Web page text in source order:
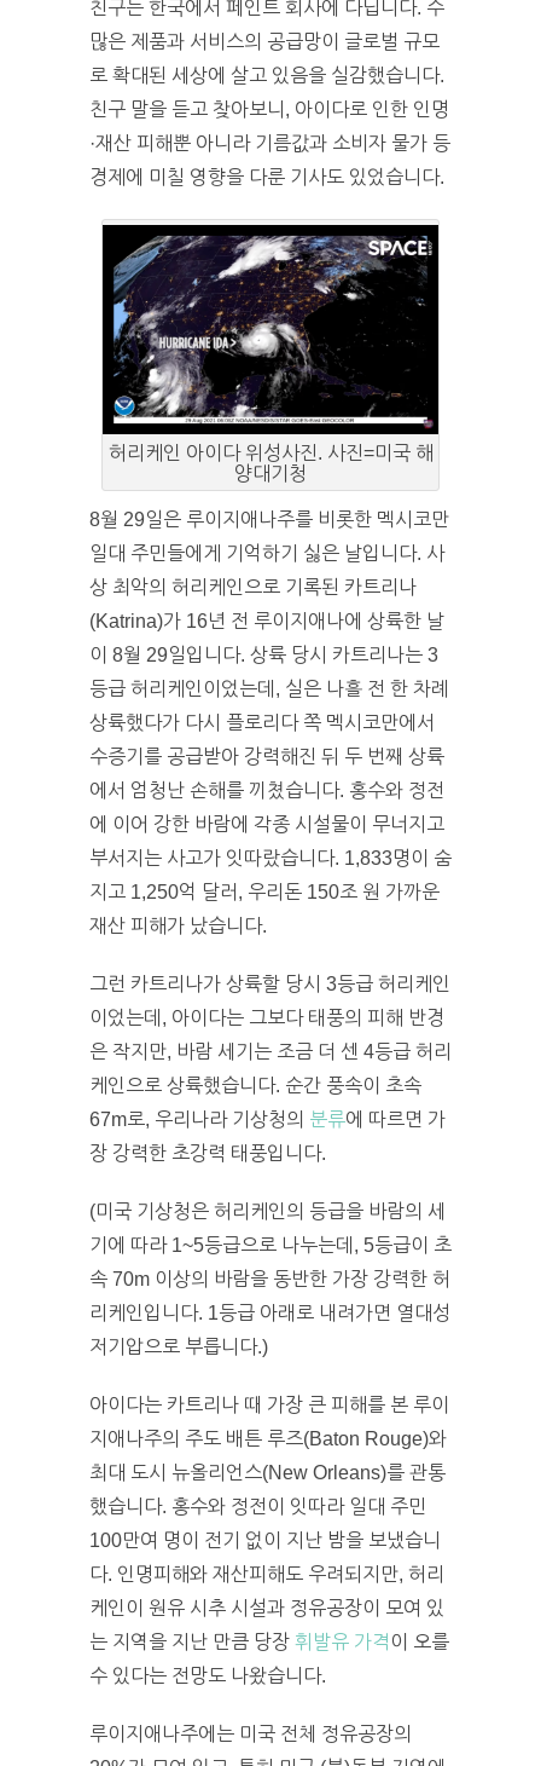
친구는 한국에서 페인트 회사에 다닙니다. 수
많은 제품과 서비스의 공급망이 글로벌 규모
로 확대된 세상에 살고 있음을 실감했습니다.
친구 말을 듣고 찾아보니, 아이다로 인한 인명
·재산 피해뿐 아니라 기름값과 소비자 물가 등
경제에 미칠 영향을 다룬 기사도 있었습니다.
허리케인 아이다 위성사진. 사진=미국 해
양대기청
8월 29일은 루이지애나주를 비롯한 멕시코만
일대 주민들에게 기억하기 싫은 날입니다. 사
상 최악의 허리케인으로 기록된 카트리나
(Katrina)가 16년 전 루이지애나에 상륙한 날
이 8월 29일입니다. 상륙 당시 카트리나는 3
등급 허리케인이었는데, 실은 나흘 전 한 차례
상륙했다가 다시 플로리다 쪽 멕시코만에서
수증기를 공급받아 강력해진 뒤 두 번째 상륙
에서 엄청난 손해를 끼쳤습니다. 홍수와 정전
에 이어 강한 바람에 각종 시설물이 무너지고
부서지는 사고가 잇따랐습니다. 1,833명이 숨
지고 1,250억 달러, 우리돈 150조 원 가까운
재산 피해가 났습니다.
그런 카트리나가 상륙할 당시 3등급 허리케인
이었는데, 아이다는 그보다 태풍의 피해 반경
은 작지만, 바람 세기는 조금 더 센 4등급 허리
케인으로 상륙했습니다. 순간 풍속이 초속
67m로, 우리나라 기상청의 분류에 따르면 가
장 강력한 초강력 태풍입니다.
(미국 기상청은 허리케인의 등급을 바람의 세
기에 따라 1~5등급으로 나누는데, 5등급이 초
속 70m 이상의 바람을 동반한 가장 강력한 허
리케인입니다. 1등급 아래로 내려가면 열대성
저기압으로 부릅니다.)
아이다는 카트리나 때 가장 큰 피해를 본 루이
지애나주의 주도 배튼 루즈(Baton Rouge)와
최대 도시 뉴올리언스(New Orleans)를 관통
했습니다. 홍수와 정전이 잇따라 일대 주민
100만여 명이 전기 없이 지난 밤을 보냈습니
다. 인명피해와 재산피해도 우려되지만, 허리
케인이 원유 시추 시설과 정유공장이 모여 있
는 지역을 지난 만큼 당장 휘발유 가격 이 오를
수 있다는 전망도 나왔습니다.
루이지애나주에는 미국 전체 정유공장의